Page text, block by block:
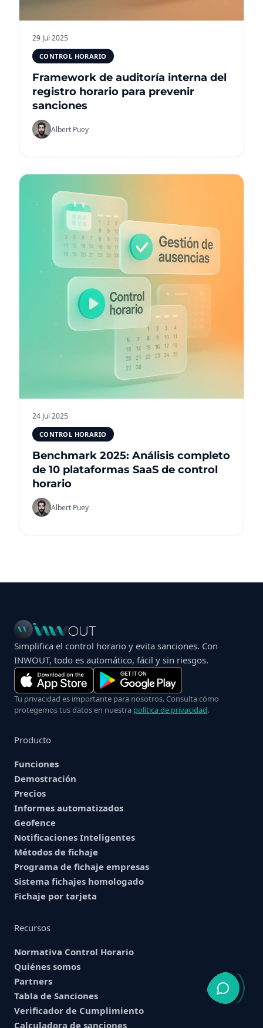
29 Jul 2025
CONTROL HORARIO
Framework de auditoría interna del
registro horario para prevenir
sanciones
Albert Puey
24 Jul 2025
CONTROL HORARIO
Benchmark 2025: Análisis completo
de 10 plataformas SaaS de control
horario
Albert Puey
Simplifica el control horario y evita sanciones. Con
INWOUT, todo es automático, fácil y sin riesgos.
Tu privacidad es importante para nosotros. Consulta cómo
protegemos tus datos en nuestra política de privacidad.
Producto
Funciones
Demostración
Precios
Informes automatizados
Geofence
Notificaciones Inteligentes
Métodos de fichaje
Programa de fichaje empresas
Sistema fichajes homologado
Fichaje por tarjeta
Recursos
Normativa Control Horario
Quiénes somos
Partners
Tabla de Sanciones
Verificador de Cumplimiento
Calculadora de sanciones